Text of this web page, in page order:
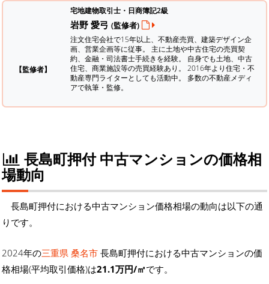
【監修者】
宅地建物取引士・日商簿記2級
岩野 愛弓 (監修者)
注文住宅会社で15年以上、不動産売買、建築デザイン企
画、営業企画等に従事。 主に土地や中古住宅の売買契
約、金融・司法書士手続きを経験。 自身でも土地、中古
住宅、商業施設等の売買経験あり。 2016年より住宅・不
動産専門ライターとしても活動中。 多数の不動産メディ
アで執筆・監修。
長島町押付 中古マンションの価格相
場動向
長島町押付における中古マンション価格相場の動向は以下の通
りです。
2024年の三重県 桑名市 長島町押付における中古マンションの価
格相場(平均取引価格)は21.1万円/㎡です。